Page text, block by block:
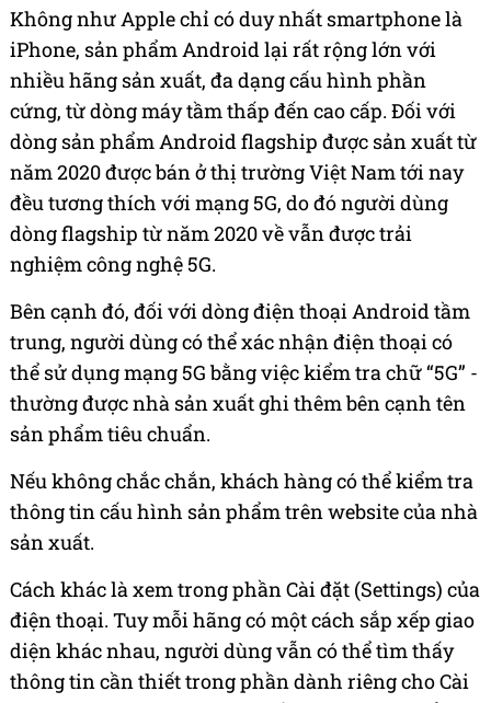
Không như Apple chỉ có duy nhất smartphone là
iPhone, sản phẩm Android lại rất rộng lớn với
nhiều hãng sản xuất, đa dạng cấu hình phần
cứng, từ dòng máy tầm thấp đến cao cấp. Đối với
dòng sản phẩm Android flagship được sản xuất từ
năm 2020 được bán ở thị trường Việt Nam tới nay
đều tương thích với mạng 5G, do đó người dùng
dòng flagship từ năm 2020 về vẫn được trải
nghiệm công nghệ 5G.
Bên cạnh đó, đối với dòng điện thoại Android tầm
trung, người dùng có thể xác nhận điện thoại có
thể sử dụng mạng 5G bằng việc kiểm tra chữ “5G” -
thường được nhà sản xuất ghi thêm bên cạnh tên
sản phẩm tiêu chuẩn.
Nếu không chắc chắn, khách hàng có thể kiểm tra
thông tin cấu hình sản phẩm trên website của nhà
sản xuất.
Cách khác là xem trong phần Cài đặt (Settings) của
điện thoại. Tuy mỗi hãng có một cách sắp xếp giao
diện khác nhau, người dùng vẫn có thể tìm thấy
thông tin cần thiết trong phần dành riêng cho Cài